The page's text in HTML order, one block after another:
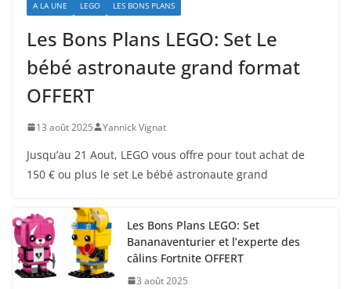
A LA UNE LEGO LES BONS PLANS
Les Bons Plans LEGO: Set Le
bébé astronaute grand format
OFFERT
13 août 2025 Yannick Vignat
Jusqu’au 21 Aout, LEGO vous offre pour tout achat de
150 € ou plus le set Le bébé astronaute grand
Les Bons Plans LEGO: Set
Bananaventurier et l’experte des
câlins Fortnite OFFERT
3 août 2025